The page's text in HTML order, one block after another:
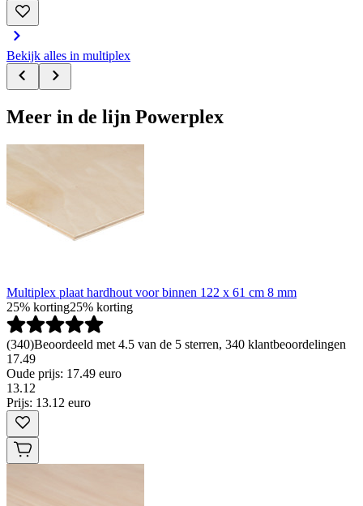
Bekijk alles in multiplex
Meer in de lijn Powerplex
Multiplex plaat hardhout voor binnen 122 x 61 cm 8 mm
25% korting25% korting
(340)Beoordeeld met 4.5 van de 5 sterren, 340 klantbeoordelingen
17.49
Oude prijs: 17.49 euro
13.12
Prijs: 13.12 euro